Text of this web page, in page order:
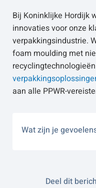
Bij Koninklijke Hordijk
innovaties voor onze
verpakkingsindustrie.
foam moulding met
aan alle PPWR-
Wat zijn je
Deel dit